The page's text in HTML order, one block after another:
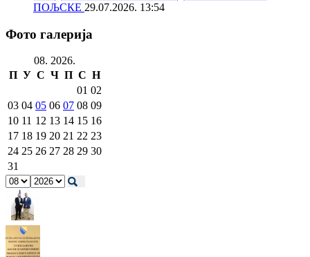
ПОЉСКЕ 29.07.2026. 13:54
Фото галерија
08. 2026.
П У С Ч П С Н
01 02
03 04 05 06 07 08 09
10 11 12 13 14 15 16
17 18 19 20 21 22 23
24 25 26 27 28 29 30
31